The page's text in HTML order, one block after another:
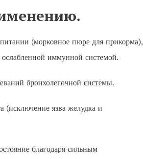
(морковное пюре для прикорма),
иммунной системой.
бронхолегочной системы.
(исключение язва желудка и
благодаря сильным